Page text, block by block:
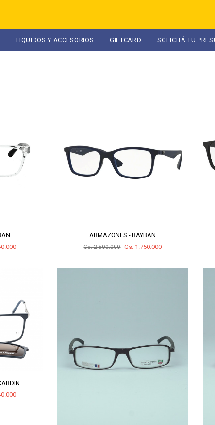
LIQUIDOS Y ACCESORIOS GIFTCARD SOLICITÁ TU
ARMAZONES - RAYBAN
Gs. 2.500.000 Gs. 1.750.000